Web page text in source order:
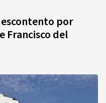
por
Francisco del